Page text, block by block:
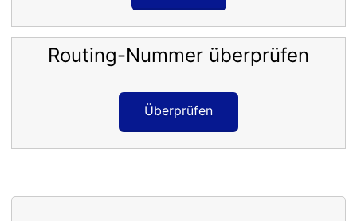
Routing-Nummer überprüfen
Überprüfen